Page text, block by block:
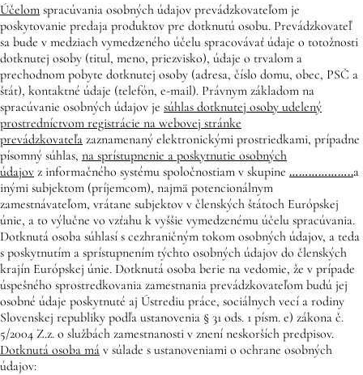
Účelom spracúvania osobných údajov prevádzkovateľom je
poskytovanie predaja produktov pre dotknutú osobu. Prevádzkovateľ
sa bude v medziach vymedzeného účelu spracovávať údaje o totožnosti
dotknutej osoby (titul, meno, priezvisko), údaje o trvalom a
prechodnom pobyte dotknutej osoby (adresa, číslo domu, obec, PSČ a
štát), kontaktné údaje (telefón, e-mail). Právnym základom na
spracúvanie osobných údajov je súhlas dotknutej osoby udelený
prostredníctvom registrácie na webovej stránke
prevádzkovateľa zaznamenaný elektronickými prostriedkami, prípadne
písomný súhlas, na sprístupnenie a poskytnutie osobných
údajov z informačného systému spoločnostiam v skupine ………………..a
inými subjektom (príjemcom), najmä potencionálnym
zamestnávateľom, vrátane subjektov v členských štátoch Európskej
únie, a to výlučne vo vzťahu k vyššie vymedzenému účelu spracúvania.
Dotknutá osoba súhlasí s cezhraničným tokom osobných údajov, a teda
s poskytnutím a sprístupnením týchto osobných údajov do členských
krajín Európskej únie. Dotknutá osoba berie na vedomie, že v prípade
úspešného sprostredkovania zamestnania prevádzkovateľom budú jej
osobné údaje poskytnuté aj Ústrediu práce, sociálnych vecí a rodiny
Slovenskej republiky podľa ustanovenia § 31 ods. 1 písm. e) zákona č.
5/2004 Z.z. o službách zamestnanosti v znení neskorších predpisov.
Dotknutá osoba má v súlade s ustanoveniami o ochrane osobných
údajov: